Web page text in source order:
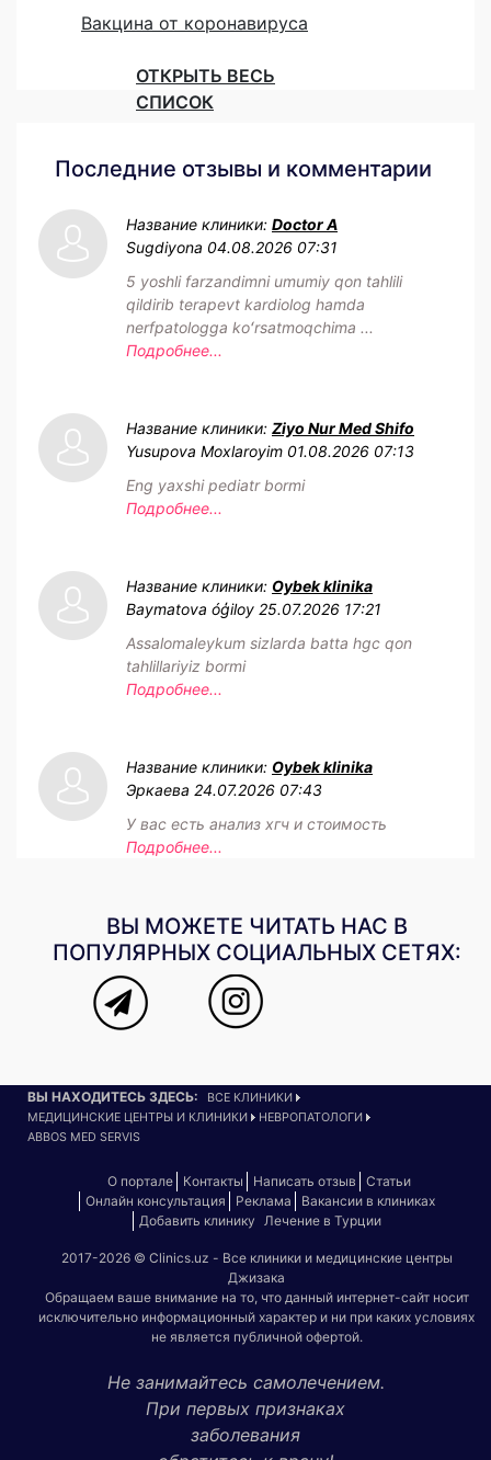
Вакцина от коронавируса
ОТКРЫТЬ ВЕСЬ
СПИСОК
Последние отзывы и комментарии
Название клиники: Doctor A
Sugdiyona 04.08.2026 07:31
5 yoshli farzandimni umumiy qon tahlili
qildirib terapevt kardiolog hamda
nerfpatologga koʻrsatmoqchima ...
Подробнее...
Название клиники: Ziyo Nur Med Shifo
Yusupova Moxlaroyim 01.08.2026 07:13
Eng yaxshi pediatr bormi
Подробнее...
Название клиники: Oybek klinika
Baymatova óģiloy 25.07.2026 17:21
Assalomaleykum sizlarda batta hgc qon
tahlillariyiz bormi
Подробнее...
Название клиники: Oybek klinika
Эркаева 24.07.2026 07:43
У вас есть анализ хгч и стоимость
Подробнее...
ВЫ МОЖЕТЕ ЧИТАТЬ НАС В
ПОПУЛЯРНЫХ СОЦИАЛЬНЫХ СЕТЯХ:
ВЫ НАХОДИТЕСЬ ЗДЕСЬ:
ВСЕ КЛИНИКИ
МЕДИЦИНСКИЕ ЦЕНТРЫ И КЛИНИКИ
НЕВРОПАТОЛОГИ
ABBOS MED SERVIS
О портале Контакты Написать отзыв
Статьи
Онлайн консультация
Реклама
Вакансии в клиниках
Добавить клинику
Лечение в Турции
2017-2026 © Clinics.uz - Все клиники и медицинские центры
Джизака
Обращаем ваше внимание на то, что данный интернет-сайт носит
исключительно информационный характер и ни при каких условиях
не является публичной офертой.
Не занимайтесь самолечением.
При первых признаках
заболевания